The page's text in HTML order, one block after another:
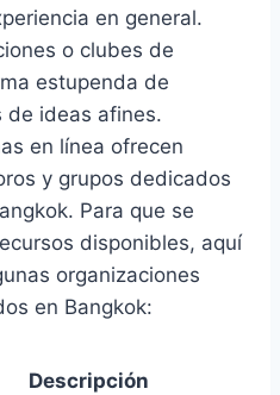
en general.
o clubes de
estupenda de
de ideas afines.
en línea ofrecen
y grupos dedicados
Para que se
disponibles, aquí
organizaciones
en Bangkok:
Descripción